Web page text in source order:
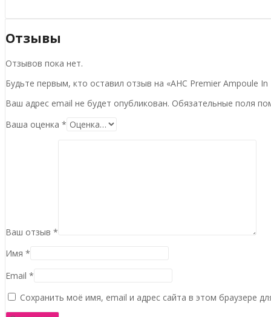
Отзывы
Отзывов пока нет.
Будьте первым, кто оставил отзыв на «AHC Premier Ampoule
Ваш адрес email не будет опубликован. Обязательные поля
Ваша оценка *
Ваш отзыв *
Имя *
Email *
Сохранить моё имя, email и адрес сайта в этом браузере